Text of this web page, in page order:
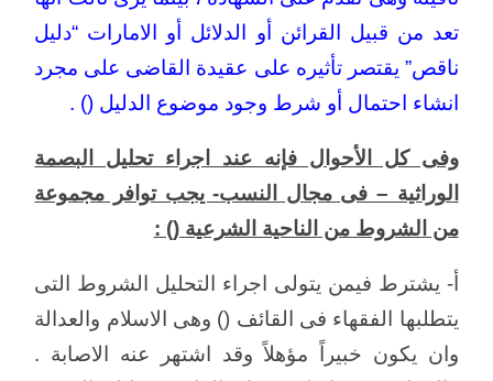
تعد من قبيل القرائن أو الدلائل أو الامارات “دليل
ناقص” يقتصر تأثيره على عقيدة القاضى على مجرد
انشاء احتمال أو شرط وجود موضوع الدليل () .
وفى كل الأحوال فإنه عند اجراء تحليل البصمة
الوراثية – فى مجال النسب- يجب توافر مجموعة
من الشروط من الناحية الشرعية () :
أ- يشترط فيمن يتولى اجراء التحليل الشروط التى
يتطلبها الفقهاء فى القائف () وهى الاسلام والعدالة
وان يكون خبيراً مؤهلاً وقد اشتهر عنه الاصابة .